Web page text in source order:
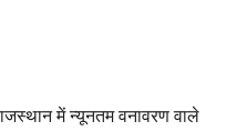
में न्यूनतम वनावरण वाले